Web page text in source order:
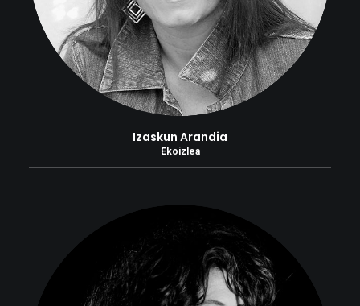
Izaskun Arandia
Ekoizlea